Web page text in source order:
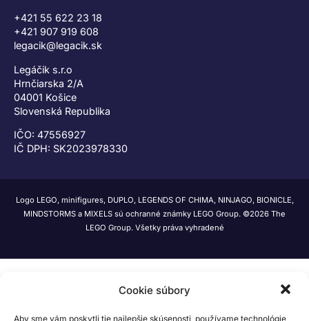
Cookie súbory
Aby sme vám poskytli tie najlepšie skúsenosti, používame technológie,
+421 55 622 23 18
+421 907 919 608
legacik@legacik.sk
Legáčik s.r.o
Hrnčiarska 2/A
04001 Košice
Slovenská Republika
IČO: 47556927
IČ DPH: SK2023978330
Logo LEGO, minifigures, DUPLO, LEGENDS OF CHIMA, NINJAGO, BIONICLE,
MINDSTORMS a MIXELS sú ochranné známky LEGO Group. ©2026 The
LEGO Group. Všetky práva vyhradené